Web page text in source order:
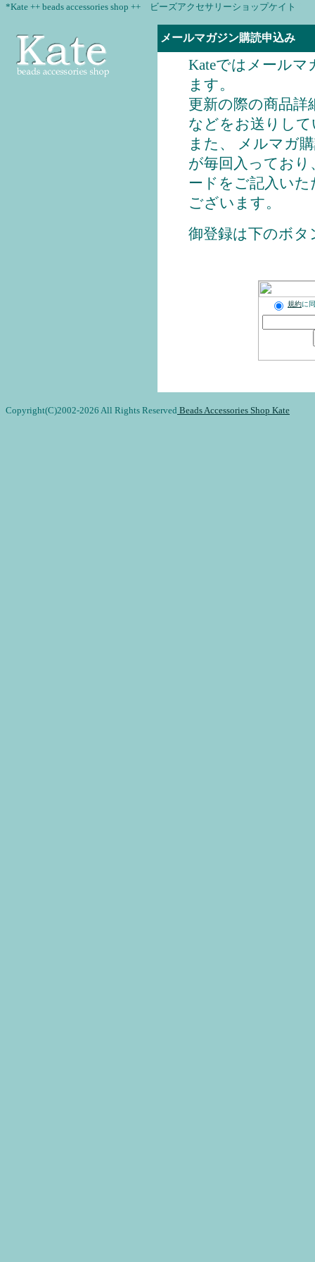
*Kate ++ beads accessories shop ++ ビーズアクセサリーショップケイト
メールマガジン購読申込み
Kateではメール
ます。
更新の際の商品詳
などをお送りし
また、 メルマガ
が毎回入ってお
ードをご記入い
ございます。
御登録は下のボ
規約に
Copyright(C)2002-2026 All Rights Reserved Beads Accessories Shop Kate